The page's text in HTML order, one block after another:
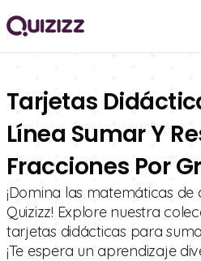
Tarjetas
Línea Sumar Y
Fracciones Por
¡Domina las matemáticas
Quizizz! Explore nuestra
tarjetas didácticas para
¡Te espera un aprendizaje